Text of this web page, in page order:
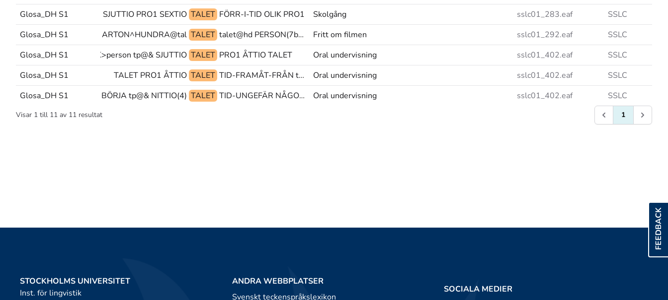
Glosa_DH S1
SJUTTIO PRO1 SEXTIO TALET FÖRR-I-TID OLIK PRO1 Skolgång sslc01_283.eaf
SSLC
Glosa_DH S1
SAGA(ea) FRÅN ARTON^HUNDRA@tal TALET talet@hd PERSON(7b) ENGELSK^MAN(Jf) Fritt om filmen sslc01_292.eaf
SSLC
Glosa_DH S1
PEK>person tp@& SJUTTIO TALET PRO1 ÅTTIO TALET Oral undervisning sslc01_402.eaf
SSLC
Glosa_DH S1
TALET PRO1 ÅTTIO TALET TID-FRAMÅT-FRÅN tp@& BÖRJA Oral undervisning sslc01_402.eaf
SSLC
Glosa_DH S1
BÖRJA tp@& NITTIO(4) TALET TID-UNGEFÄR NÅGON OLIK Oral undervisning sslc01_402.eaf SSLC
Visar 1 till 11 av 11 resultat 1
FEEDBACK
STOCKHOLMS UNIVERSITET
Inst. för lingvistik
ANDRA WEBBPLATSER
Svenskt teckenspråkslexikon
SOCIALA MEDIER